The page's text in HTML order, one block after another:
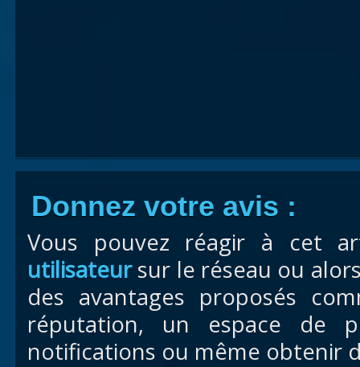
Donnez votre avis :
Vous pouvez réagir à cet
utilisateursur le réseau ou
des avantages proposés
réputation, un espace de
notifications ou même obtenir